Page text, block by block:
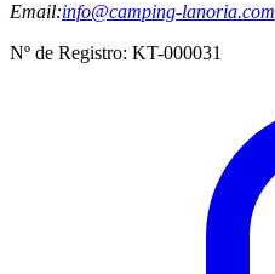
Email:info@camping-lanoria.com
Nº de Registro: KT-000031